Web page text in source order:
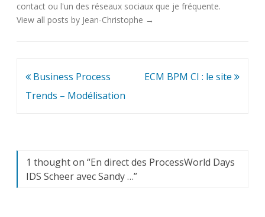
contact ou l'un des réseaux sociaux que je fréquente.
View all posts by Jean-Christophe →
Navigation
de
Business Process
Trends – Modélisation
ECM BPM CI : le site
1 thought on “En direct des ProcessWorld Days
IDS Scheer avec Sandy …”